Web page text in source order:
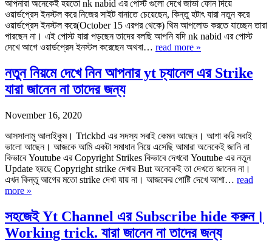
আপনারা অনেকেই হয়তো nk nabid এর পোস্ট গুলো দেখে জাভা ফোন দিয়ে
ওয়ার্ডপ্রেস ইনস্টল করে নিজের সাইট বানাতে চেয়েছেন, কিন্তু হটাৎ যারা নতুন করে
ওয়ার্ডপ্রেস ইনস্টল করে(October 15 এরপর থেকে) থিম আপলোড করতে যাচ্ছেন তারা
পারছেন না। এই পোস্ট যারা পড়ছেন তাদের বলছি আপনি যদি nk nabid এর পোস্ট
দেখে আগে ওয়ার্ডপ্রেস ইনস্টল করেছেন অথবা… read more »
নতুন নিয়মে দেখে নিন আপনার yt চ্যানেল এর Strike
যারা জানেন না তাদের জন্য
November 16, 2020
আসসালামু আলাইকুম। Trickbd এর সদস্য সবাই কেমন আছেন। আশা করি সবাই
ভালো আছেন। আজকে আমি একটা সমাধান নিয়ে এসেছি আমারা অনেকেই জানি না
কিভাবে Youtube এর Copyright Strikes কিভাবে দেখবো Youtube এর নতুন
Update হয়ছে Copyright strike দেখার But অনেকেই তা দেখতে জানেন না।
এখন কিন্তু আগের মতো strike দেখা যায় না। আজকের পোষ্টি দেখে আশা… read
more »
সহজেই Yt Channel এর Subscribe hide করুন।
Working trick. যারা জানেন না তাদের জন্য